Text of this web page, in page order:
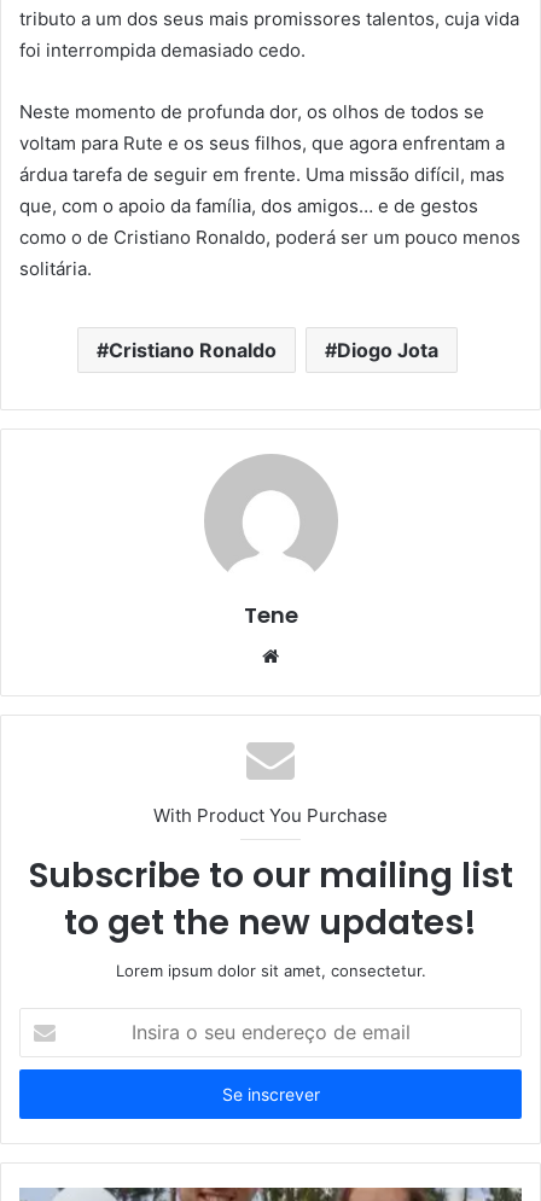
tributo a um dos seus mais promissores talentos, cuja vida
foi interrompida demasiado cedo.
Neste momento de profunda dor, os olhos de todos se
voltam para Rute e os seus filhos, que agora enfrentam a
árdua tarefa de seguir em frente. Uma missão difícil, mas
que, com o apoio da família, dos amigos… e de gestos
como o de Cristiano Ronaldo, poderá ser um pouco menos
solitária.
Cristiano Ronaldo Diogo Jota
Tene
Website
With Product You Purchase
Subscribe to our mailing list
to get the new updates!
Lorem ipsum dolor sit amet, consectetur.
seu
de
email